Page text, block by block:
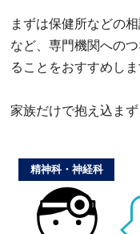
まずは保健所などの
など、専門機関への
ることをおすすめしま
家族だけで抱え込ま
精神科・神経科